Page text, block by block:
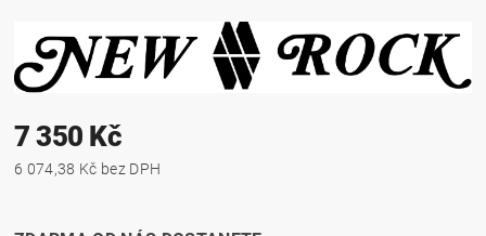
7 350 Kč
6 074,38 Kč bez DPH